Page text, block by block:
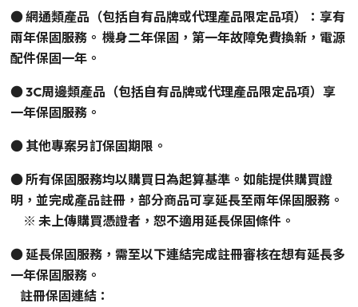
● 網通類產品（包括自有品牌或代理產品限定品項）：享有
兩年保固服務。 機身二年保固，第一年故障免費換新，電源
配件保固一年。
● 3C周邊類產品（包括自有品牌或代理產品限定品項）享
一年保固服務。
● 其他專案另訂保固期限。
● 所有保固服務均以購買日為起算基準。如能提供購買證
明，並完成產品註冊，部分商品可享延長至兩年保固服務。
※ 未上傳購買憑證者，恕不適用延長保固條件。
● 延長保固服務，需至以下連結完成註冊審核在想有延長多
一年保固服務。
註冊保固連結：